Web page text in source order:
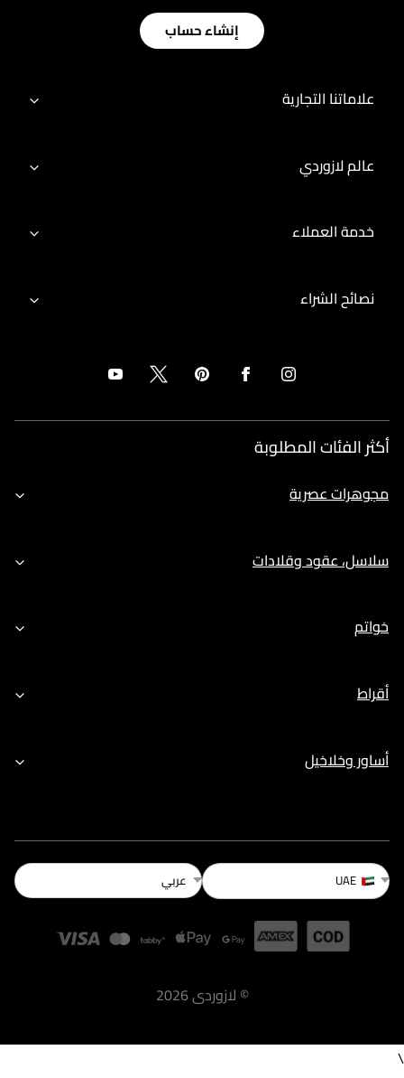
إنشاء حساب
علاماتنا التجارية
عالم لازوردي
خدمة العملاء
نصائح الشراء
أكثر الفئات المطلوبة
مجوهرات عصرية
سلاسل، عقود وقلادات
خواتم
أقراط
أساور وخلاخيل
UAE عربي
© لازوردى2026
\